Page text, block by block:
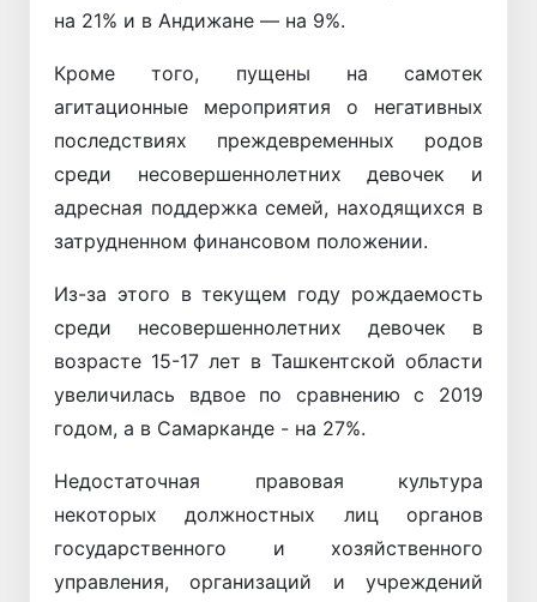
на 21% и в Андижане — на 9%.
Кроме того, пущены на самотек
агитационные мероприятия о негативных
последствиях преждевременных родов
среди несовершеннолетних девочек и
адресная поддержка семей, находящихся в
затрудненном финансовом положении.
Из-за этого в текущем году рождаемость
среди несовершеннолетних девочек в
возрасте 15-17 лет в Ташкентской области
увеличилась вдвое по сравнению с 2019
годом, а в Самарканде - на 27%.
Недостаточная правовая культура
некоторых должностных лиц органов
государственного и хозяйственного
управления, организаций и учреждений